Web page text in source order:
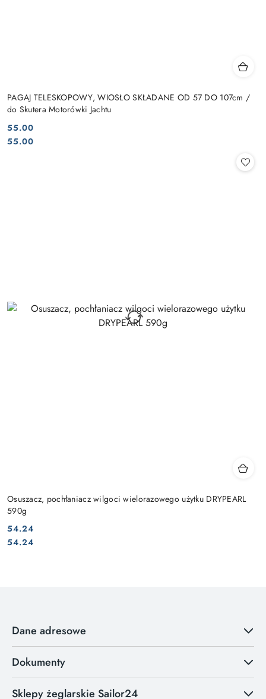
PAGAJ TELESKOPOWY, WIOSŁO SKŁADANE OD 57 DO 107cm /
do Skutera Motorówki Jachtu
Cena:
55.00
Cena:
55.00
Osuszacz, pochłaniacz wilgoci wielorazowego użytku DRYPEARL
590g
Cena:
54.24
Cena:
54.24
Dane adresowe
Dokumenty
Sklepy żeglarskie Sailor24